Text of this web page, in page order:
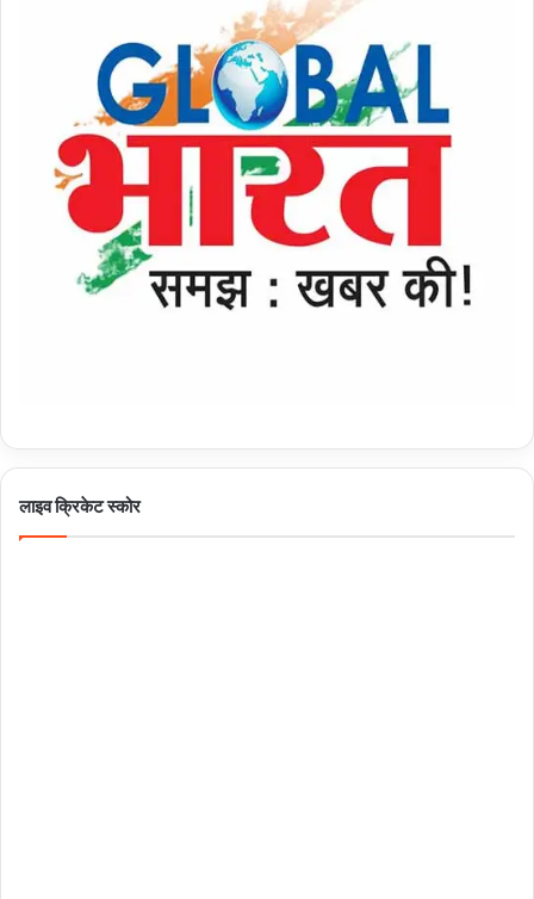
लाइव क्रिकेट स्कोर